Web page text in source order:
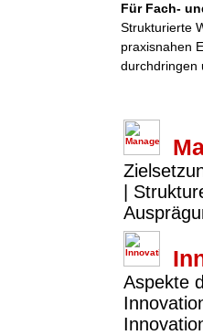
Für Fach-
Strukturierte
praxisnahen
durchdringen
|
Aspekte